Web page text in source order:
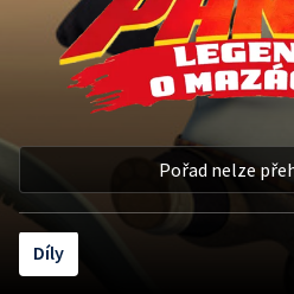
Pořad nelze
Díly